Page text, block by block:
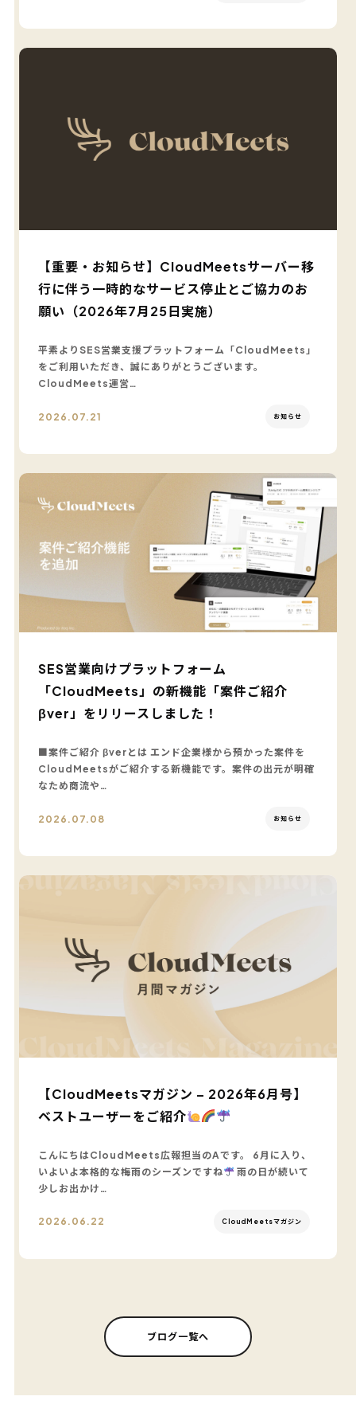
【重要・お知らせ】CloudMeetsサーバー移
行に伴う一時的なサービス停止とご協力のお
願い（2026年7月25日実施）
平素よりSES営業支援プラットフォーム「CloudMeets」
をご利用いただき、誠にありがとうございます。
CloudMeets運営…
2026.07.21 お知らせ
SES営業向けプラットフォーム
「CloudMeets」の新機能「案件ご紹介
βver」をリリースしました！
■案件ご紹介 βverとは エンド企業様から預かった案件を
CloudMeetsがご紹介する新機能です。案件の出元が明確
なため商流や…
2026.07.08 お知らせ
【CloudMeetsマガジン – 2026年6月号】
ベストユーザーをご紹介
こんにちはCloudMeets広報担当のAです。 6月に入り、
いよいよ本格的な梅雨のシーズンですね
雨の日が続いて
少しお出かけ…
2026.06.22 CloudMeetsマガジン
ブログ一覧へ